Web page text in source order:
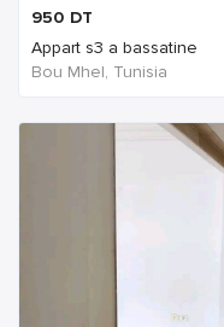
950 DT
Appart s3 a bassatine
Bou Mhel, Tunisia